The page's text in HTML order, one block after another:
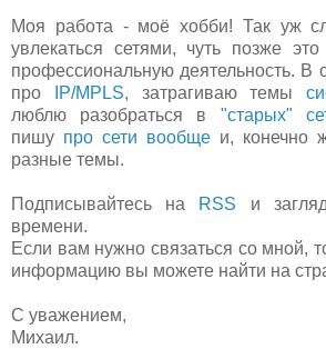
Моя работа - моё хобби! Так уж
увлекаться сетями, чуть позже
профессиональную деятельность. В
про
IP/MPLS, затрагиваю темы
люблю разобраться в "старых"
пишу про сети вообще и, конечно
разные темы.
Подписывайтесь на RSS и
времени.
Если вам нужно связаться со мной,
информацию вы можете найти на
С уважением,
Михаил.